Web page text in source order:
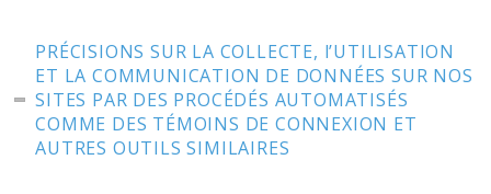
PRÉCISIONS SUR LA COLLECTE, l’UTILISATION
ET LA COMMUNICATION DE DONNÉES SUR NOS
SITES PAR DES PROCÉDÉS AUTOMATISÉS
COMME DES TÉMOINS DE CONNEXION ET
AUTRES OUTILS SIMILAIRES